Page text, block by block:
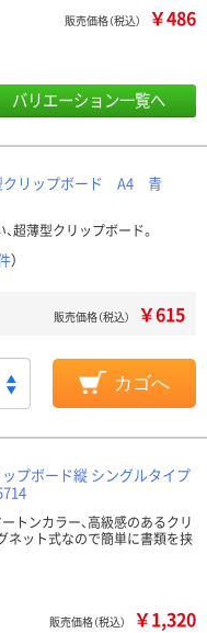
販売価格（税込） ￥486
バリエーション一覧へ
クリップボード A4 青
超薄型クリップボード。
）
販売価格（税込） ￥615
カゴへ
プボード縦 シングルタイプ
トンカラー、高級感のあるクリ
ネット式なので簡単に書類を挟
販売価格（税込） ￥1,320